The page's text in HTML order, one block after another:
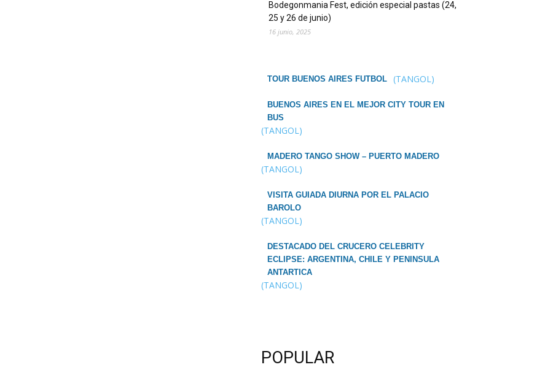
Bodegonmania Fest, edición especial pastas (24,
25 y 26 de junio)
16 junio, 2025
TOUR BUENOS AIRES FUTBOL (TANGOL)
BUENOS AIRES EN EL MEJOR CITY TOUR EN
BUS
(TANGOL)
MADERO TANGO SHOW – PUERTO MADERO
(TANGOL)
VISITA GUIADA DIURNA POR EL PALACIO
BAROLO
(TANGOL)
DESTACADO DEL CRUCERO CELEBRITY
ECLIPSE: ARGENTINA, CHILE Y PENINSULA
ANTARTICA
(TANGOL)
POPULAR